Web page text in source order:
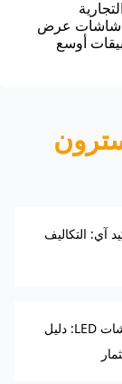
شاشات عرض
أوسع
آي: التكاليف
المقارنة بين الموردين الصينيين والمحليين لشاشات LED: دليل